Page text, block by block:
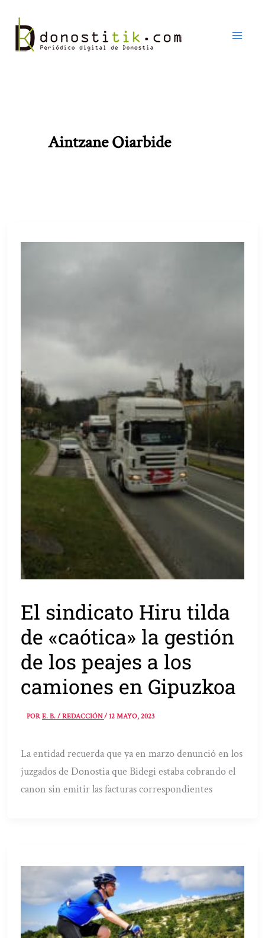
contenido
Aintzane Oiarbide
El sindicato Hiru tilda
de «caótica» la gestión
de los peajes a los
camiones en Gipuzkoa
PORE. B. / REDACCIÓN/12 MAYO, 2023
La entidad recuerda que ya en marzo denunció en los
juzgados de Donostia que Bidegi estaba cobrando el
canon sin emitir las facturas correspondientes